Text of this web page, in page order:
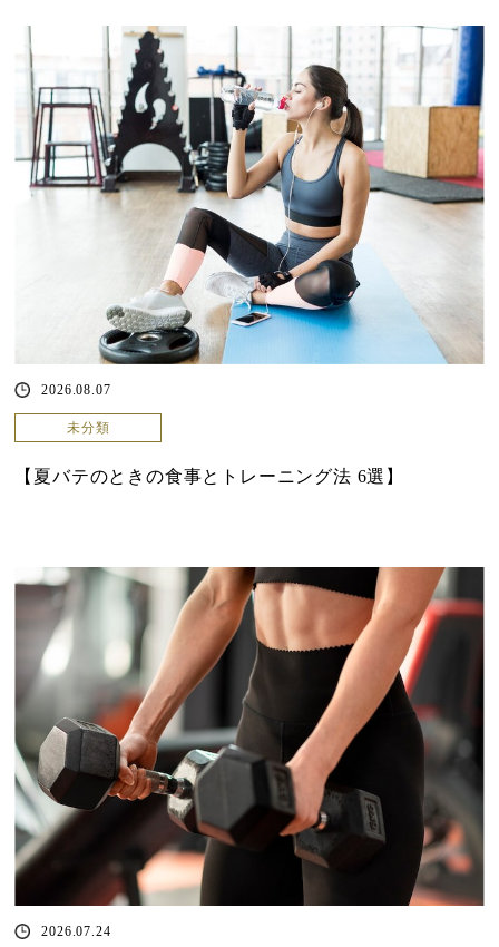
2026.08.07
未分類
【夏バテのときの食事とトレーニング法 6選】
2026.07.24